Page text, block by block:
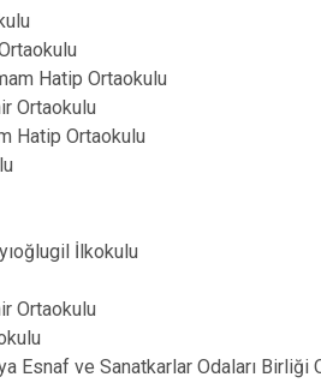
Hatip Ortaokulu
Ortaokulu
Hatip Ortaokulu
İlkokulu
Ortaokulu
Esnaf ve Sanatkarlar Odaları Birliği